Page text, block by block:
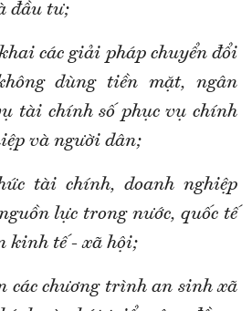
đầu tư;
các giải pháp chuyển đổi
dùng tiền mặt, ngân
tài chính số phục vụ chính
và người dân;
tài chính, doanh nghiệp
lực trong nước, quốc tế
kinh tế - xã hội;
các chương trình an sinh xã